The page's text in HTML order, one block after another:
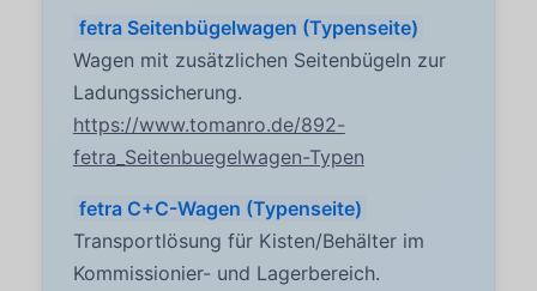
fetra Seitenbügelwagen (Typenseite)
Wagen mit zusätzlichen Seitenbügeln zur
Ladungssicherung.
https://www.tomanro.de/892-
fetra_Seitenbuegelwagen-Typen
fetra C+C-Wagen (Typenseite)
Transportlösung für Kisten/Behälter im
Kommissionier- und Lagerbereich.